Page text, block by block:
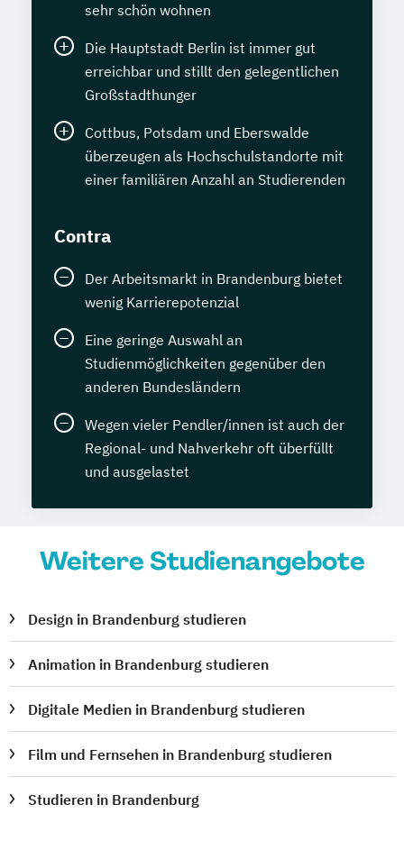
sehr schön wohnen
Die Hauptstadt Berlin ist immer gut
erreichbar und stillt den gelegentlichen
Großstadthunger
Cottbus, Potsdam und Eberswalde
überzeugen als Hochschulstandorte mit
einer familiären Anzahl an Studierenden
Contra
Der Arbeitsmarkt in Brandenburg bietet
wenig Karrierepotenzial
Eine geringe Auswahl an
Studienmöglichkeiten gegenüber den
anderen Bundesländern
Wegen vieler Pendler/innen ist auch der
Regional- und Nahverkehr oft überfüllt
und ausgelastet
Weitere Studienangebote
Design in Brandenburg studieren
Animation in Brandenburg studieren
Digitale Medien in Brandenburg studieren
Film und Fernsehen in Brandenburg studieren
Studieren in Brandenburg